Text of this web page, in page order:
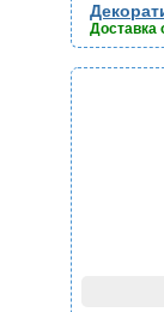
Доставка